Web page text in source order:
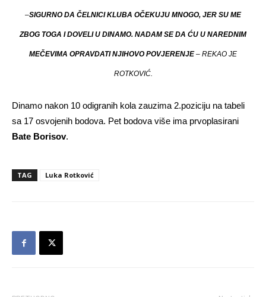
–SIGURNO DA ČELNICI KLUBA OČEKUJU MNOGO, JER SU ME
ZBOG TOGA I DOVELI U DINAMO. NADAM SE DA ĆU U NAREDNIM
MEČEVIMA OPRAVDATI NJIHOVO POVJERENJE– REKAO JE
ROTKOVIĆ.
Dinamo nakon 10 odigranih kola zauzima 2.poziciju na tabeli
sa 17 osvojenih bodova. Pet bodova više ima prvoplasirani
Bate Borisov.
TAG Luka Rotković